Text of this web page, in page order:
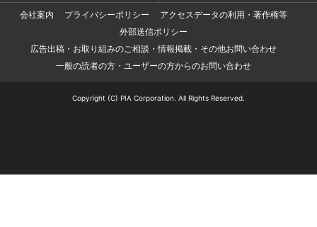
会社案内
プライバシーポリシー
アクセスデータの利用・著作権等
外部送信ポリシー
広告出稿・お取り組みのご相談・情報掲載・その他お問い合わせ
一般の読者の方・ユーザーの方からのお問い合わせ
Copyright (C) PIA Corporation. All Rights Reserved.